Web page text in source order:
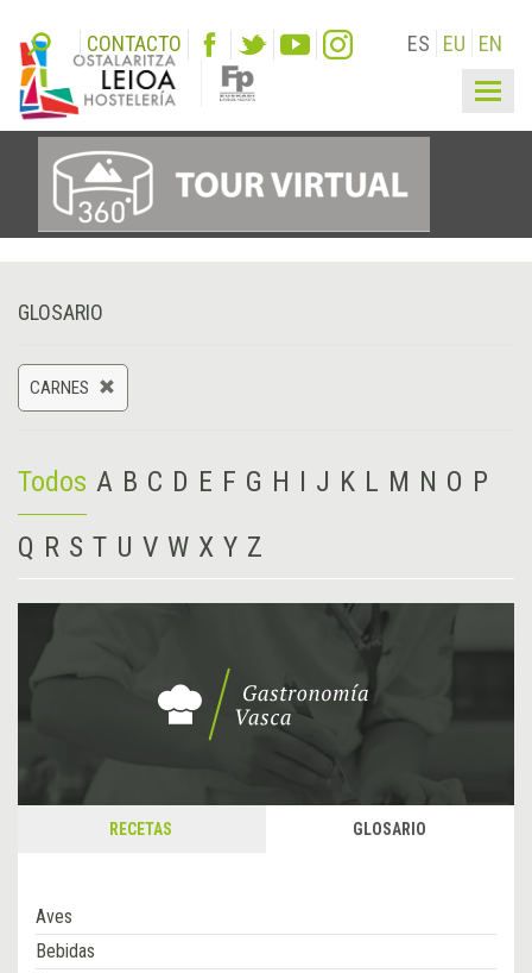
CONTACTO ES EU EN
GLOSARIO
CARNES
Todos A B C D E F G H I J K L M N O P
Q R S T U V W X Y Z
RECETAS GLOSARIO
Aves
Bebidas